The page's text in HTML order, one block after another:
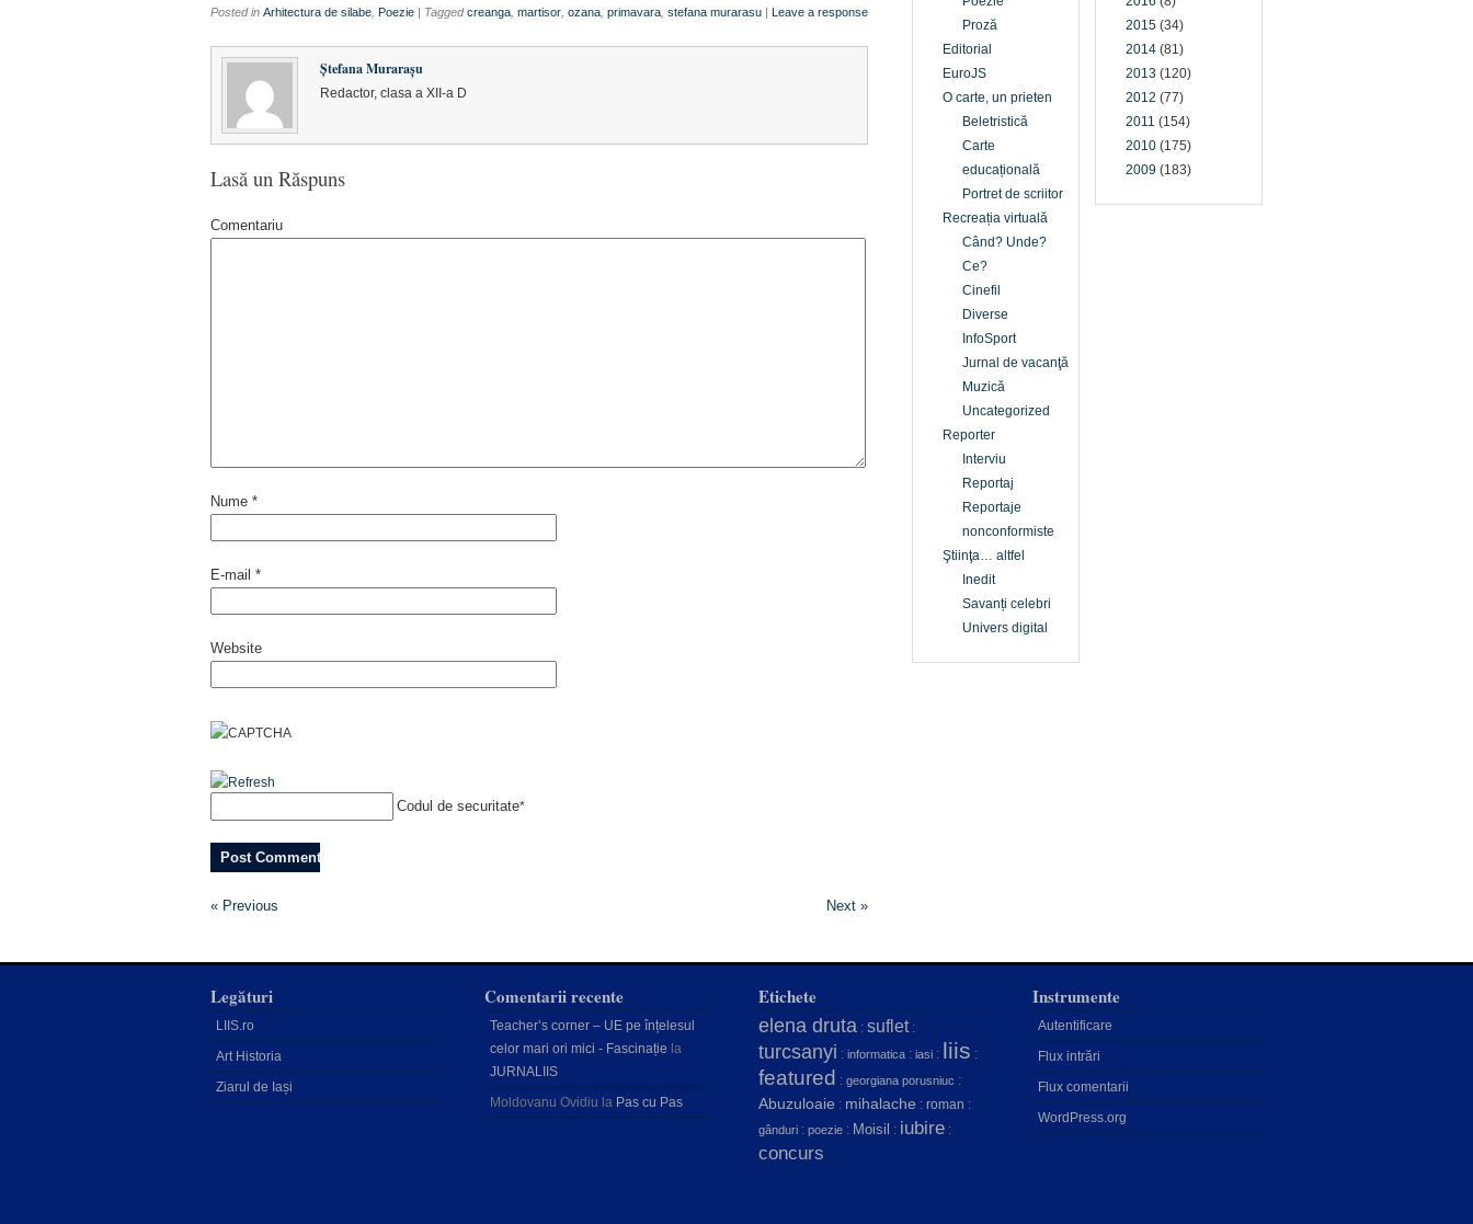
Posted in Arhitectura de silabe Poezie | Taggedcreanga martisor ozana primavara stefana murarasu | Leave a response
Ștefana Murarașu
Redactor, clasa a XII-a D
Lasă un Răspuns
Comentariu
Nume *
E-mail *
Website
Codul de securitate*
« Previous Next »
2015 (34)
2014 (81)
2013 (120)
2012 (77)
2011 (154)
2010 (175)
2009 (183)
Proză
Editorial
EuroJS
O carte, un prieten
Beletristică
Carte
educațională
Portret de scriitor
Recreația virtuală
Când? Unde?
Ce?
Cinefil
Diverse
InfoSport
Jurnal de vacanţă
Muzică
Uncategorized
Reporter
Interviu
Reportaj
Reportaje
nonconformiste
Ştiinţa… altfel
Inedit
Savanți celebri
Univers digital
Legături
LIIS.ro
Art Historia
Ziarul de Iași
Comentarii recente
Teacher’s corner – UE pe înțelesul
celor mari ori mici - Fascinație la
JURNALIIS
Moldovanu Ovidiu la Pas cu Pas
Etichete
elena druta : suflet:
turcsanyi : informatica : iasi : liis :
featured : georgiana porusniuc :
Abuzuloaie : mihalache : roman :
gânduri : poezie : Moisil : iubire :
concurs
Instrumente
Autentificare
Flux intrări
Flux comentarii
WordPress.org